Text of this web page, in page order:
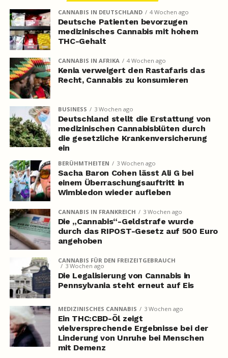
CANNABIS IN DEUTSCHLAND 4 Wochen ago
Deutsche Patienten bevorzugen
medizinisches Cannabis mit hohem
THC-Gehalt
CANNABIS IN AFRIKA 4 Wochen ago
Kenia verweigert den Rastafaris das
Recht, Cannabis zu konsumieren
BUSINESS 3 Wochen ago
Deutschland stellt die Erstattung von
medizinischen Cannabisblüten durch
die gesetzliche Krankenversicherung
ein
BERÜHMTHEITEN 3 Wochen ago
Sacha Baron Cohen lässt Ali G bei
einem Überraschungsauftritt in
Wimbledon wieder aufleben
CANNABIS IN FRANKREICH 3 Wochen ago
Die „Cannabis“-Geldstrafe wurde
durch das RIPOST-Gesetz auf 500 Euro
angehoben
CANNABIS FÜR DEN FREIZEITGEBRAUCH
3 Wochen ago
Die Legalisierung von Cannabis in
Pennsylvania steht erneut auf Eis
MEDIZINISCHES CANNABIS 3 Wochen ago
Ein THC:CBD-Öl zeigt
vielversprechende Ergebnisse bei der
Linderung von Unruhe bei Menschen
mit Demenz